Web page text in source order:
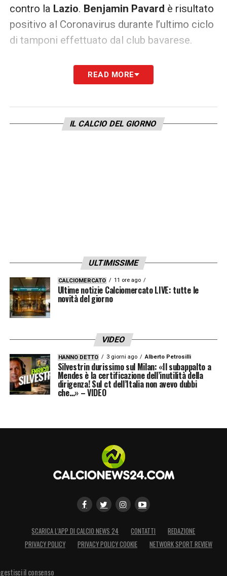
contro la Lazio. Benjamin Pavard è risultato
positivo al Coronavirus durante l’ultimo ciclo
di tamponi effettuato dal club bavarese.
Il terzino francese salterà l’andata degli
ottavi di finale di CL contro i biancocelesti a
READ MORE
IL CALCIO DEL GIORNO
ULTIMISSIME
CALCIOMERCATO 11 ore ago
Ultime notizie Calciomercato LIVE: tutte le
novità del giorno
VIDEO
HANNO DETTO 3 giorni ago Alberto Petrosilli
Silvestrin durissimo sul Milan: «Il subappalto a
Mendes è la certificazione dell’inutilità della
dirigenza! Sul ct dell’Italia non avevo dubbi
che…» – VIDEO
SCARICA L’APP DI CALCIO NEWS 24 CONTATTI
REDAZIONE
PRIVACY POLICY
PRIVACY POLICY COOKIE NETWORK SPORT REVIEW
gestisci il consenso